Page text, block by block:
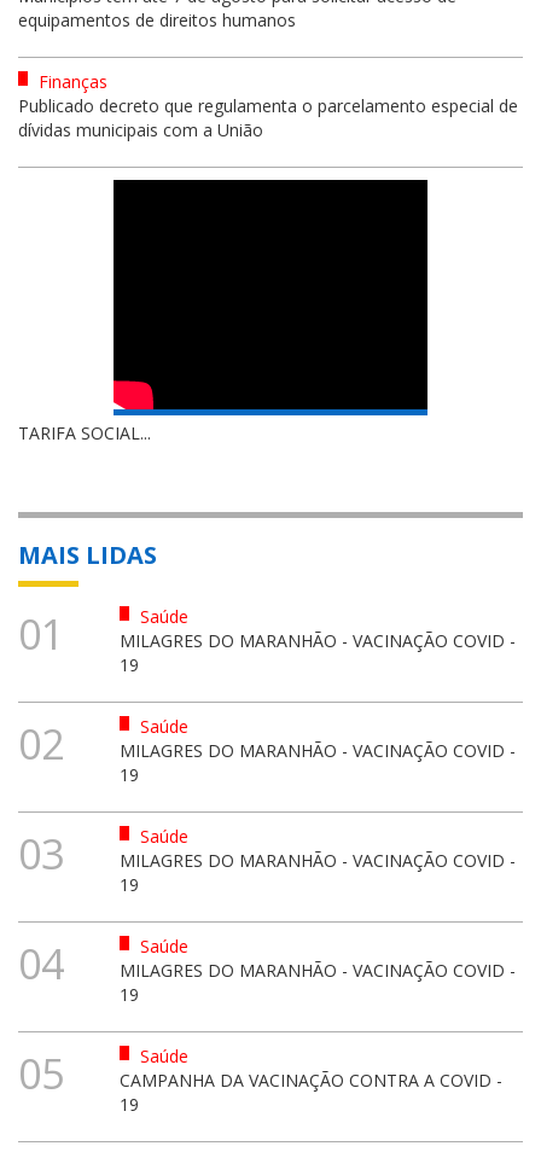
equipamentos de direitos humanos
Finanças
Publicado decreto que regulamenta o parcelamento especial de
dívidas municipais com a União
TARIFA SOCIAL...
MAIS LIDAS
01
Saúde
MILAGRES DO MARANHÃO - VACINAÇÃO COVID -
19
02
Saúde
MILAGRES DO MARANHÃO - VACINAÇÃO COVID -
19
03
Saúde
MILAGRES DO MARANHÃO - VACINAÇÃO COVID -
19
04
Saúde
MILAGRES DO MARANHÃO - VACINAÇÃO COVID -
19
05
Saúde
CAMPANHA DA VACINAÇÃO CONTRA A COVID -
19